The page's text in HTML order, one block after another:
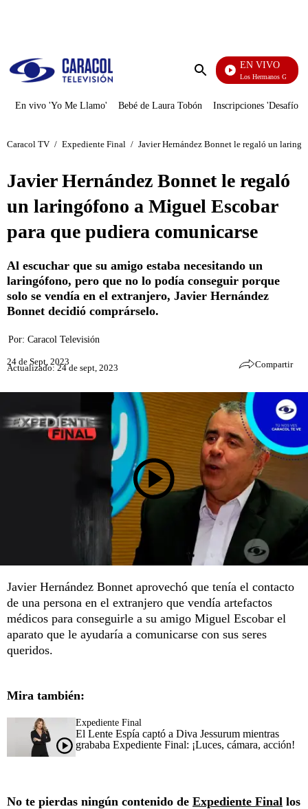
Enviar
EN VIVO
Cuentos De Los Hermanos Grimm
En vivo 'Yo Me Llamo' Bebé de Laura Tobón Inscripciones 'Desafío'
Caracol TV / Expediente Final / Javier Hernández Bonnet le regaló un
Javier Hernández Bonnet le regaló
un laringófono a Miguel Escobar
para que pudiera comunicarse
Al escuchar que su amigo estaba necesitando un
laringófono, pero que no lo podía conseguir porque
solo se vendía en el extranjero, Javier Hernández
Bonnet decidió comprárselo.
Por: Caracol Televisión
24 de Sept, 2023
Actualizado: 24 de sept, 2023 Compartir
Javier Hernández Bonnet aprovechó que tenía el contacto
de una persona en el extranjero que vendía artefactos
médicos para conseguirle a su amigo Miguel Escobar el
aparato que le ayudaría a comunicarse con sus seres
queridos.
Mira también:
Expediente Final
El Lente Espía captó a Diva Jessurum mientras
grababa Expediente Final: ¡Luces, cámara, acción!
No te pierdas ningún contenido de Expediente Final los